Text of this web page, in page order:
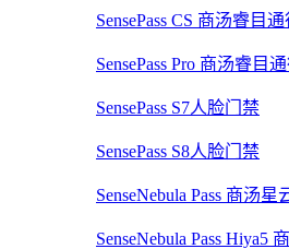
SensePass CS 商汤睿目
SensePass Pro 商汤睿目
SensePass S7人脸门禁
SensePass S8人脸门禁
SenseNebula Pass 商汤
SenseNebula Pass Hiya5